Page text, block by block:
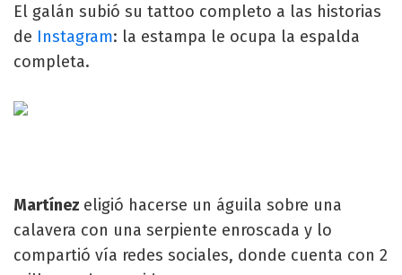
El galán subió su tattoo completo a las historias
de Instagram: la estampa le ocupa la espalda
completa.
Martínez eligió hacerse un águila sobre una
calavera con una serpiente enroscada y lo
compartió vía redes sociales, donde cuenta con 2